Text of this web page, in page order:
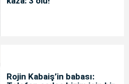
Rojin Kabaiş’in babası: